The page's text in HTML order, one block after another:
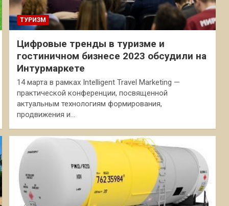
ТУРИЗМ
Цифровые тренды в туризме и
гостиничном бизнесе 2023 обсудили на
Интурмаркете
14 марта в рамках Intelligent Travel Marketing —
практической конференции, посвященной
актуальным технологиям формирования,
продвижения и…